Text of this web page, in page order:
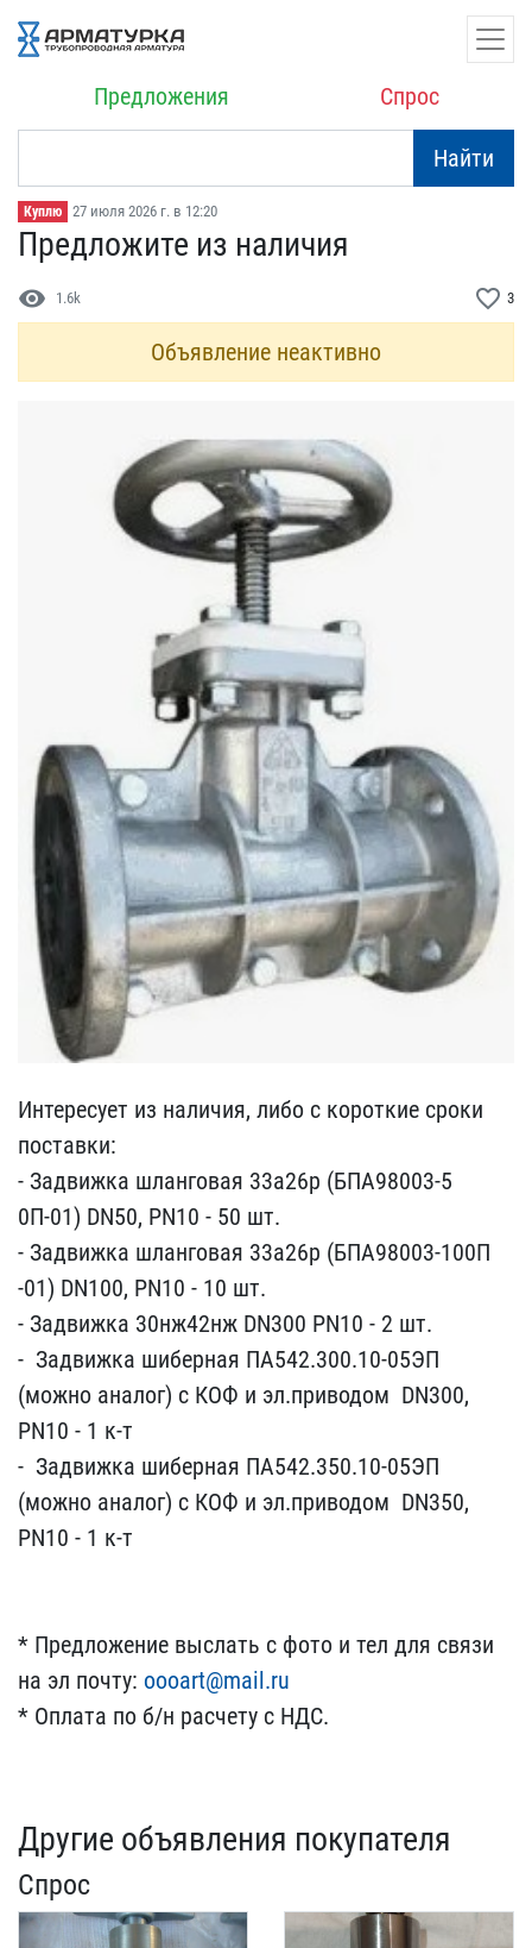
Предложения Спрос
Найти
Куплю 27 июля 2026 г. в 12:20
Предложите из наличия
visibility 1.6k favorite_border 3
Объявление неактивно
Интересует из наличия, л​ибо с короткие сроки
пос​тавки:
- Задвижка шлан​говая 33а26р (БПА98003-5​
0П-01) DN50, PN10 - 50 ​шт.
- Задвижка шлангов​ая 33а26р (БПА98003-100П​
-01) DN100, PN10 - 10 ш​т.
- Задвижка 30нж42нж​ DN300 PN10 - 2 шт.
- ​ Задвижка шиберная ПА542​.300.10-05ЭП
(можно анал​ог) с КОФ и эл.приводом ​ DN300,
PN10 - 1 к-т
- ​ Задвижка шиберная ПА542​.350.10-05ЭП
(можно анал​ог) с КОФ и эл.приводом ​ DN350,
PN10 - 1 к-т
*​ Предложение выслать с ф​ото и тел для связи
на э​л почту: oooart@mail.ru
* Оплата по б/н расчету​ с НДС.
Другие объявления покупателя
Спрос